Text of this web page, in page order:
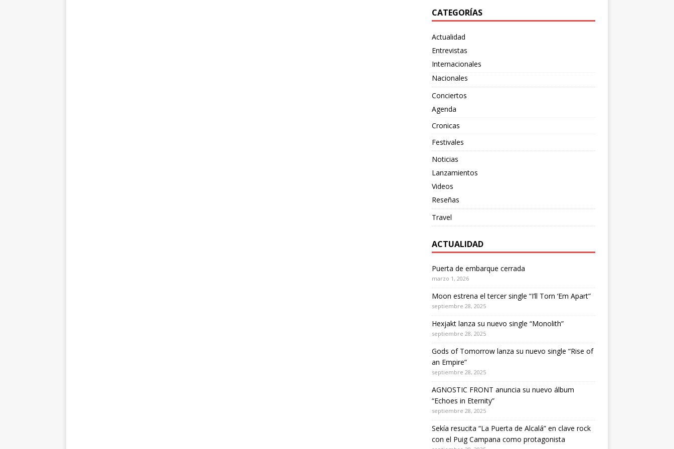
CATEGORÍAS
Actualidad
Entrevistas
Internacionales
Nacionales
Conciertos
Agenda
Cronicas
Festivales
Noticias
Lanzamientos
Videos
Reseñas
Travel
ACTUALIDAD
Puerta de embarque cerrada
marzo 1, 2026
Moon estrena el tercer single “I’ll Torn ‘Em Apart”
septiembre 28, 2025
Hexjakt lanza su nuevo single “Monolith”
septiembre 28, 2025
Gods of Tomorrow lanza su nuevo single “Rise of
an Empire”
septiembre 28, 2025
AGNOSTIC FRONT anuncia su nuevo álbum
“Echoes in Eternity”
septiembre 28, 2025
Sekía resucita “La Puerta de Alcalá” en clave rock
con el Puig Campana como protagonista